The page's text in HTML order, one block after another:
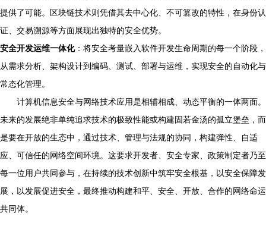
提供了可能。区块链技术则凭借其去中心化、不可篡改的特性，在身份认
证、交易溯源等方面展现出独特的安全优势。
安全开发运维一体化：将安全考量嵌入软件开发生命周期的每一个阶段，
从需求分析、架构设计到编码、测试、部署与运维，实现安全的自动化与
常态化管理。
计算机信息安全与网络技术应用是相辅相成、动态平衡的一体两面。
未来的发展绝非单纯追求技术的极致性能或构建固若金汤的孤立堡垒，而
是要在开放的生态中，通过技术、管理与法规的协同，构建弹性、自适
应、可信任的网络空间环境。这要求开发者、安全专家、政策制定者乃至
每一位用户共同参与，在持续的技术创新中筑牢安全根基，以安全保障发
展，以发展促进安全，最终推动构建和平、安全、开放、合作的网络命运
共同体。